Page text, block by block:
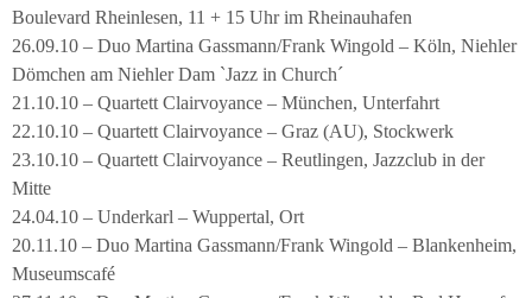
Boulevard Rheinlesen, 11 + 15 Uhr im Rheinauhafen
26.09.10 – Duo Martina Gassmann/Frank Wingold – Köln, Niehler
Dömchen am Niehler Dam `Jazz in Church´
21.10.10 – Quartett Clairvoyance – München, Unterfahrt
22.10.10 – Quartett Clairvoyance – Graz (AU), Stockwerk
23.10.10 – Quartett Clairvoyance – Reutlingen, Jazzclub in der
Mitte
24.04.10 – Underkarl – Wuppertal, Ort
20.11.10 – Duo Martina Gassmann/Frank Wingold – Blankenheim,
Museumscafé